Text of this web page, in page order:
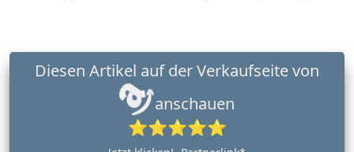
anschauen
⭐⭐⭐⭐⭐